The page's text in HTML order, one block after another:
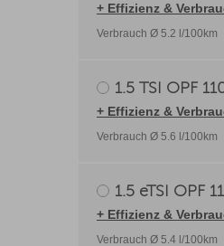
+ Effizienz &
Verbrauch Ø 5.2 l/100km
1.5 TSI OPF
+ Effizienz &
Verbrauch Ø 5.6 l/100km
1.5 eTSI OPF
+ Effizienz &
Verbrauch Ø 5.4 l/100km